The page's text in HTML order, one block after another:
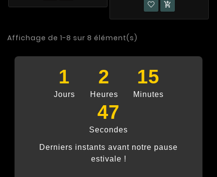

Affichage de 1-8 sur 8 élément(s)
1
Jours
2
Heures
15
Minutes
47
Secondes
Derniers instants avant notre pause
estivale !